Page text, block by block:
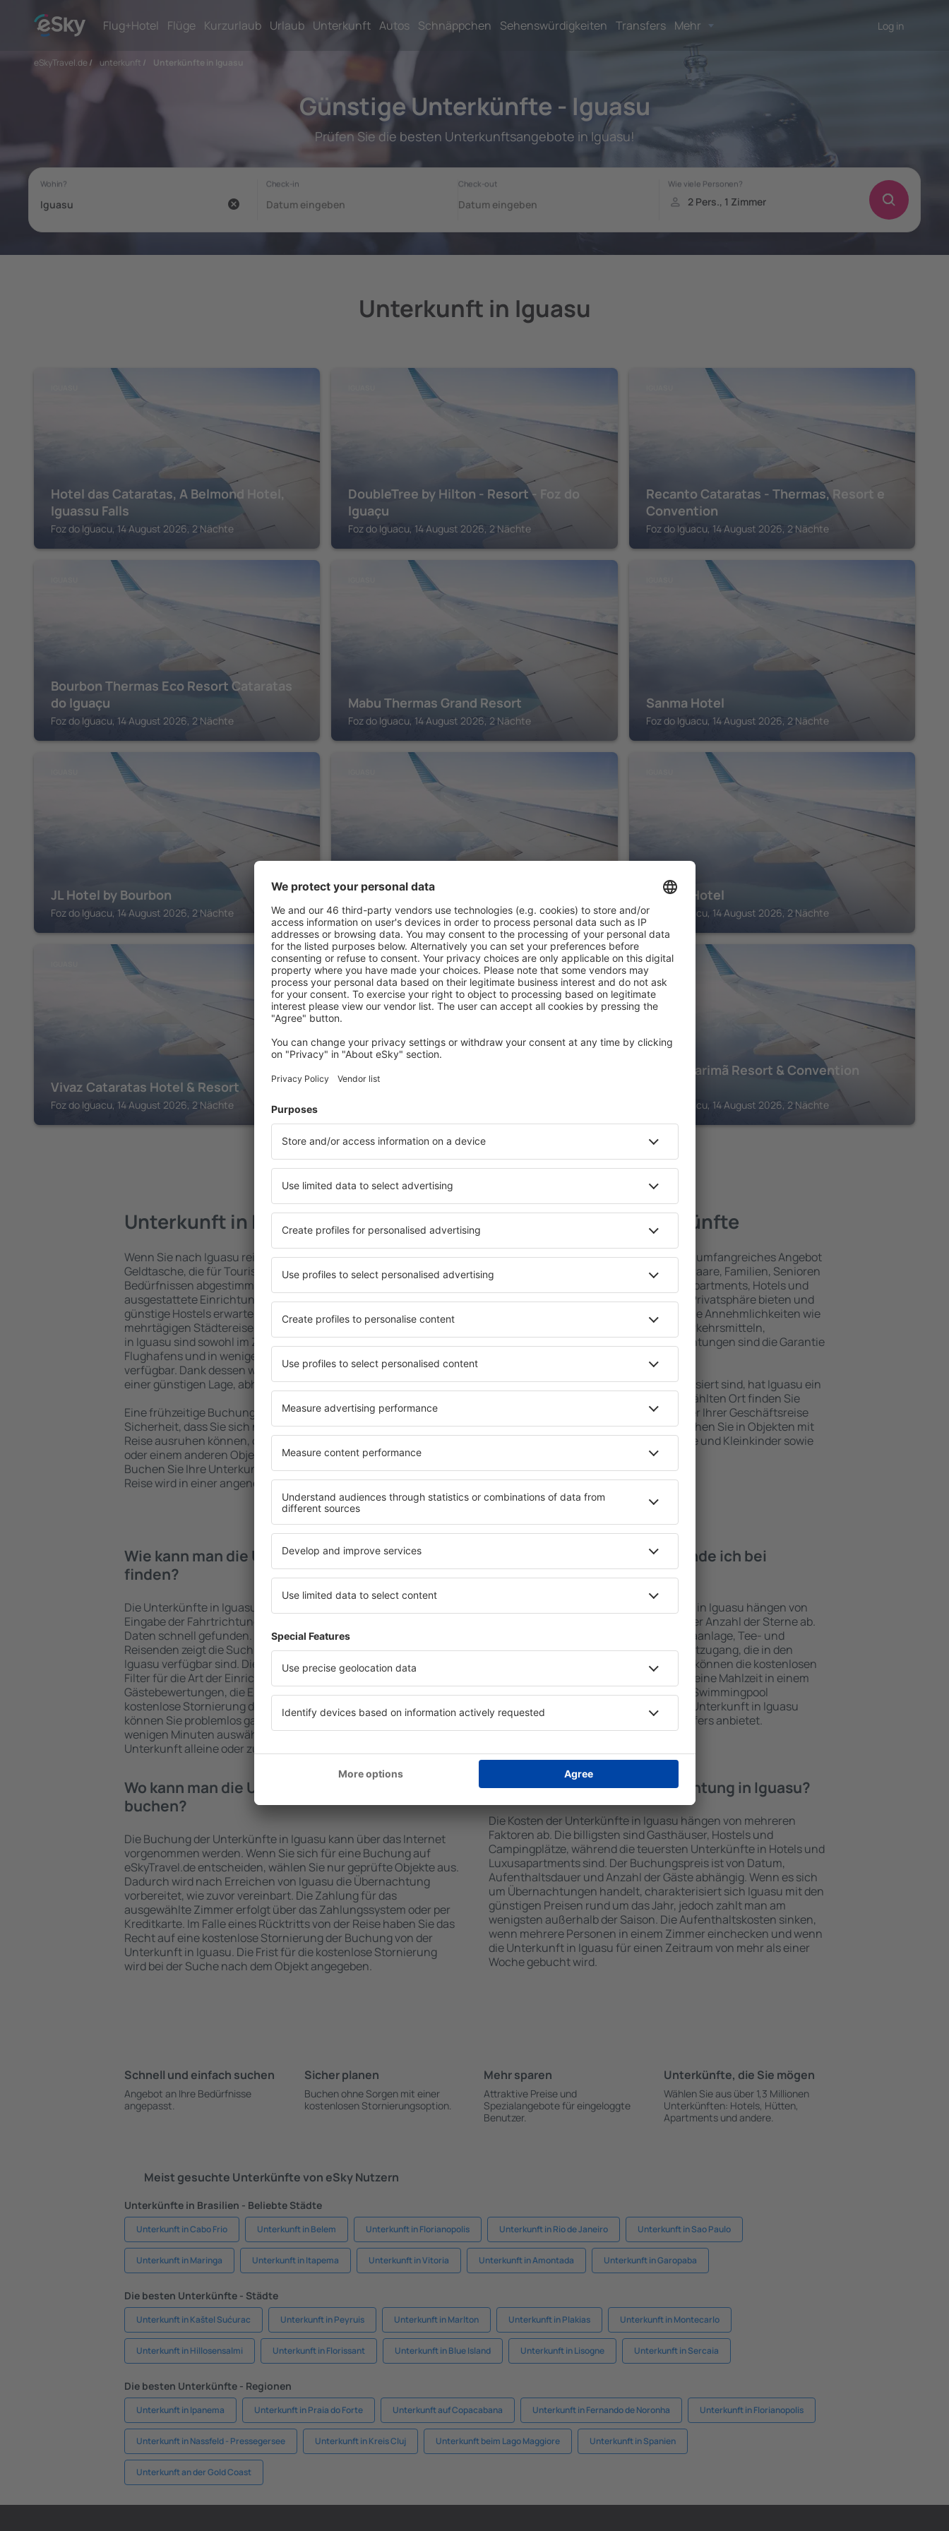
Flug+Hotel Flüge Kurzurlaub Urlaub Unterkunft Autos Schnäppchen Sehenswürdigkeiten Transfers Mehr Log in
eSkyTravel.de/ unterkunft / Unterkünfte in Iguasu
Günstige Unterkünfte - Iguasu
Prüfen Sie die besten Unterkunftsangebote in Iguasu!
Unterkunft in Iguasu
Hotel das Cataratas, A Belmond Hotel,
Iguassu Falls
Foz do Iguacu, 14 August 2026, 2 Nächte
DoubleTree by Hilton - Resort - Foz do
Iguaçu
Foz do Iguacu, 14 August 2026, 2 Nächte
Recanto Cataratas - Thermas, Resort e
Convention
Foz do Iguacu, 14 August 2026, 2 Nächte
Bourbon Thermas Eco Resort Cataratas
do Iguaçu
Foz do Iguacu, 14 August 2026, 2 Nächte
Mabu Thermas Grand Resort
Foz do Iguacu, 14 August 2026, 2 Nächte
Sanma Hotel
Foz do Iguacu, 14 August 2026, 2 Nächte
JL Hotel by Bourbon
Foz do Iguacu, 14 August 2026, 2 Nächte
Wish Foz do Iguaçu
Foz do Iguacu, 14 August 2026, 2 Nächte
Tarobá Hotel
Foz do Iguacu, 14 August 2026, 2 Nächte
Vivaz Cataratas Hotel & Resort
Foz do Iguacu, 14 August 2026, 2 Nächte
IGUASU
Viale Cataratas Hotel
IGUASU
Grand Carimã Resort & Convention
Foz do Iguacu, 14 August 2026, 2 Nächte
Mehr Angebote prüfen in Iguasu
Unterkunft in Iguasu
Wenn Sie nach Iguasu reisen, finden Sie Unterkünfte für jede
Geldtasche, die für Touristen mit unterschiedlichen
Bedürfnissen abgestimmt sind. Geräumige und komfortabel
ausgestattete Einrichtungen mit vielen Annehmlichkeiten und
günstige Hostels erwarten die Besucher, wo sie während einer
mehrtägigen Städtereise übernachten können. Die Unterkünfte
in Iguasu sind sowohl im Zentrum als auch in der Nähe des
Flughafens und in weniger beliebten Stadtteilen oder Regionen
verfügbar. Dank dessen wählen Sie eine Unterkunft in Iguasu in
einer günstigen Lage, abhängig von Ihren weiteren Vorhaben.
Eine frühzeitige Buchung der Unterkunft in Iguasu gibt die
Sicherheit, dass Sie sich nach dem Erreichen des Ziels nach der
Reise ausruhen können, ohne nach einem Hotel, einer Wohnung
oder einem anderen Objekt für Reisende suchen zu müssen.
Buchen Sie Ihre Unterkunft vor dem Besuch von Iguasu und Ihre
Reise wird in einer angenehmeren Atmosphäre verlaufen.
Iguasu – beste Unterkünfte
Die Unterkünfte in Iguasu umfassen ein umfangreiches Angebot
von vielen Objekten für Alleinreisende, Paare, Familien, Senioren
und Gruppen. Die Besucher können in Apartments, Hotels und
Pensionen übernachten, die maximale Privatsphäre bieten und
sich im Zentrum von Iguasu befinden. Die Annehmlichkeiten wie
die Nähe zu Mietwagen, öffentlichen Verkehrsmitteln,
Geschäften, Service- und Freizeiteinrichtungen sind die Garantie
Wenn Sie an Luxusunterkünften interessiert sind, hat Iguasu ein
breites Angebot für Sie. An dem ausgewählten Ort finden Sie
alles, was Sie während Ihres Urlaubs oder Ihrer Geschäftsreise
benötigen. Die Unterkunft in Iguasu buchen Sie in Objekten mit
Einrichtungen für Behinderte, Säuglinge und Kleinkinder sowie
für Reisende zusammen mit Haustieren.
Wie kann man die Unterkünfte in Iguasu
finden?
Die Unterkünfte in Iguasu werden von der Suchmaschine nach
Eingabe der Fahrtrichtung und der Check-In- und Check-Out-
Daten schnell gefunden. Nach Auswahl der Anzahl der
Reisenden zeigt die Suchmaschine an, welche Unterkünfte in
Iguasu verfügbar sind. Die Auswahl der Unterkunft wird durch
Filter für die Art der Einrichtung und die Anzahl der Sterne, die
Gästebewertungen, die Entfernung zum Zentrum und die
kostenlose Stornierung der Buchung erleichtert. Dadurch
können Sie problemlos ganz einfach eine Unterkunft in Iguasu in
wenigen Minuten auswählen. Sie können je nach Bedarf eine
Unterkunft alleine oder zusammen mit dem Flug buchen.
Welche Annehmlichkeiten finde ich bei
Unterkünften in Iguasu?
Die Annehmlichkeiten bei Unterkünften in Iguasu hängen von
der Art des ausgewählten Objekts und der Anzahl der Sterne ab.
Gäste nutzen Küchenzeile, Balkon, Klimaanlage, Tee- und
Kaffeezubehör, Handtücher und Internetzugang, die in den
Unterkünften verfügbar sind. Besucher können die kostenlosen
Parkplätze an der Unterkunft benutzen, eine Mahlzeit in einem
Restaurant bestellen oder ein Hotel mit Swimmingpool
auswählen. Sie können zusätzlich eine Unterkunft in Iguasu
buchen, die den Gästen Flughafentransfers anbietet.
Wo kann man die Unterkünfte in Iguasu
buchen?
Die Buchung der Unterkünfte in Iguasu kann über das Internet
vorgenommen werden. Wenn Sie sich für eine Buchung auf
eSkyTravel.de entscheiden, wählen Sie nur geprüfte Objekte aus.
Dadurch wird nach Erreichen von Iguasu die Übernachtung
vorbereitet, wie zuvor vereinbart. Die Zahlung für das
ausgewählte Zimmer erfolgt über das Zahlungssystem oder per
Kreditkarte. Im Falle eines Rücktritts von der Reise haben Sie das
Recht auf eine kostenlose Stornierung der Buchung von der
Unterkunft in Iguasu. Die Frist für die kostenlose Stornierung
wird bei der Suche nach dem Objekt angegeben.
Wie viel kostet eine Übernachtung in Iguasu?
Die Kosten der Unterkünfte in Iguasu hängen von mehreren
Faktoren ab. Die billigsten sind Gasthäuser, Hostels und
Campingplätze, während die teuersten Unterkünfte in Hotels und
Luxusapartments sind. Der Buchungspreis ist von Datum,
Aufenthaltsdauer und Anzahl der Gäste abhängig. Wenn es sich
um Übernachtungen handelt, charakterisiert sich Iguasu mit den
günstigen Preisen rund um das Jahr, jedoch zahlt man am
wenigsten außerhalb der Saison. Die Aufenthaltskosten sinken,
wenn mehrere Personen in einem Zimmer einchecken und wenn
die Unterkunft in Iguasu für einen Zeitraum von mehr als einer
Woche gebucht wird.
Schnell und einfach suchen
Angebot an Ihre Bedürfnisse
angepasst.
Sicher planen
Buchen ohne Sorgen mit einer
kostenlosen Stornierungsoption.
Mehr sparen
Attraktive Preise und
Spezialangebote für eingeloggte
Benutzer.
Unterkünfte, die Sie mögen
Wählen Sie aus über 1,3 Millionen
Unterkünften: Hotels, Hütten,
Apartments und andere.
Meist gesuchte Unterkünfte von eSky Nutzern
Unterkünfte in Brasilien - Beliebte Städte
Unterkunft in Cabo Frio Unterkunft in Belem Unterkunft in Florianopolis Unterkunft in Rio de Janeiro Unterkunft in Sao Paulo
Unterkunft in Maringa Unterkunft in Itapema Unterkunft in Vitoria Unterkunft in Amontada Unterkunft in Garopaba
Die besten Unterkünfte - Städte
Unterkunft in Kaštel Sućurac Unterkunft in Peyruis Unterkunft in Marlton Unterkunft in Plakias Unterkunft in Montecarlo
Unterkunft in Hillosensalmi Unterkunft in Florissant Unterkunft in Blue Island Unterkunft in Lisogne Unterkunft in Sercaia
Die besten Unterkünfte - Regionen
Unterkunft in Ipanema Unterkunft in Praia do Forte Unterkunft auf Copacabana Unterkunft in Fernando de Noronha Unterkunft in Florianopolis
Unterkunft in Nassfeld - Pressegersee Unterkunft in Kreis Cluj Unterkunft beim Lago Maggiore Unterkunft in Spanien
Unterkunft an der Gold Coast